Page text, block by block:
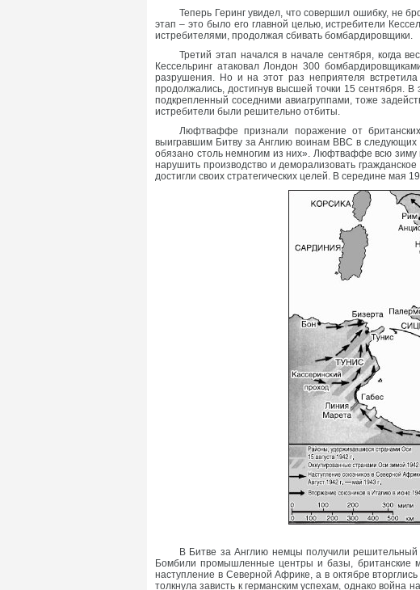
Теперь Геринг увидел, что совершил ошибку, не
этап – это было его главной целью, истребители
истребителями, продолжая сбивать бомбардировщики.
Третий этап начался в начале сентября, когда
Кессельринг атаковал Лондон 300
разрушения. Но и на этот раз неприятеля
продолжались, достигнув высшей точки 15 сентября.
подкрепленный соседними авиагруппами, тоже
истребители были решительно отбиты.
Люфтваффе признали поражение от
выигравшим Битву за Англию воинам ВВС в следующих
обязано столь немногим из них». Люфтваффе всю зиму
нарушить производство и деморализовать
достигли своих стратегических целей. В середине мая
В Битве за Англию немцы получили
Бомбили промышленные центры и базы, британские
наступление в Северной Африке, а в октябре
толкнула зависть к германским успехам, однако война